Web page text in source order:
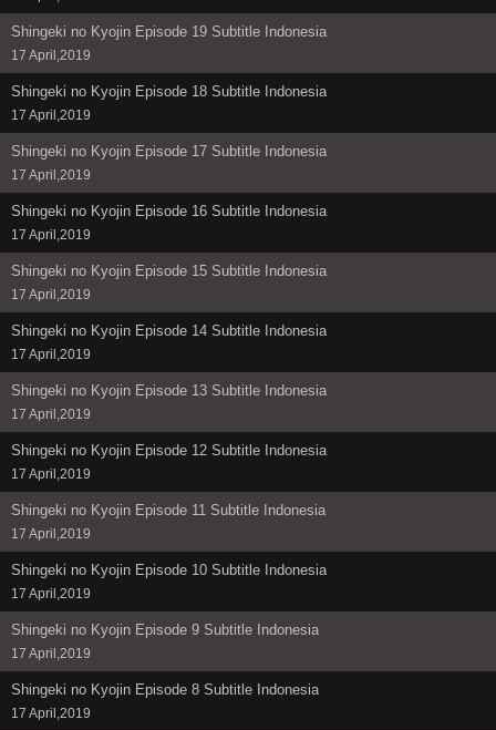
Shingeki no Kyojin Episode 19 Subtitle Indonesia
17 April,2019
Shingeki no Kyojin Episode 18 Subtitle Indonesia
17 April,2019
Shingeki no Kyojin Episode 17 Subtitle Indonesia
17 April,2019
Shingeki no Kyojin Episode 16 Subtitle Indonesia
17 April,2019
Shingeki no Kyojin Episode 15 Subtitle Indonesia
17 April,2019
Shingeki no Kyojin Episode 14 Subtitle Indonesia
17 April,2019
Shingeki no Kyojin Episode 13 Subtitle Indonesia
17 April,2019
Shingeki no Kyojin Episode 12 Subtitle Indonesia
17 April,2019
Shingeki no Kyojin Episode 11 Subtitle Indonesia
17 April,2019
Shingeki no Kyojin Episode 10 Subtitle Indonesia
17 April,2019
Shingeki no Kyojin Episode 9 Subtitle Indonesia
17 April,2019
Shingeki no Kyojin Episode 8 Subtitle Indonesia
17 April,2019